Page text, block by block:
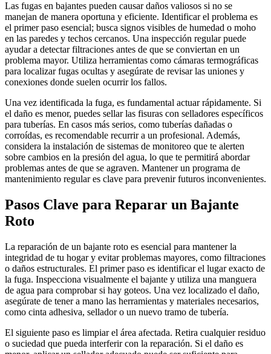
Las fugas en bajantes pueden causar daños valiosos si no se
manejan de manera oportuna y eficiente. Identificar el problema es
el primer paso esencial; busca signos visibles de humedad o moho
en las paredes y techos cercanos. Una inspección regular puede
ayudar a detectar filtraciones antes de que se conviertan en un
problema mayor. Utiliza herramientas como cámaras termográficas
para localizar fugas ocultas y asegúrate de revisar las uniones y
conexiones donde suelen ocurrir los fallos.
Una vez identificada la fuga, es fundamental actuar rápidamente. Si
el daño es menor, puedes sellar las fisuras con selladores específicos
para tuberías. En casos más serios, como tuberías dañadas o
corroídas, es recomendable recurrir a un profesional. Además,
considera la instalación de sistemas de monitoreo que te alerten
sobre cambios en la presión del agua, lo que te permitirá abordar
problemas antes de que se agraven. Mantener un programa de
mantenimiento regular es clave para prevenir futuros inconvenientes.
Pasos Clave para Reparar un Bajante
Roto
La reparación de un bajante roto es esencial para mantener la
integridad de tu hogar y evitar problemas mayores, como filtraciones
o daños estructurales. El primer paso es identificar el lugar exacto de
la fuga. Inspecciona visualmente el bajante y utiliza una manguera
de agua para comprobar si hay goteos. Una vez localizado el daño,
asegúrate de tener a mano las herramientas y materiales necesarios,
como cinta adhesiva, sellador o un nuevo tramo de tubería.
El siguiente paso es limpiar el área afectada. Retira cualquier residuo
o suciedad que pueda interferir con la reparación. Si el daño es